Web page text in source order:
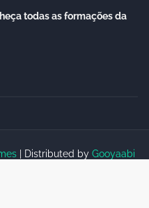
todas as formações da
| Distributed by Gooyaabi